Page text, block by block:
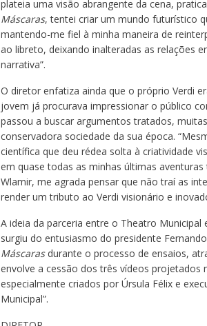
plateia uma visão abrangente da cena,
Máscaras, tentei criar um mundo futurístico
mantendo-me fiel à minha maneira de
ao libreto, deixando inalteradas as relações
narrativa”.
O diretor enfatiza ainda que o próprio Verdi
jovem já procurava impressionar o público
passou a buscar argumentos tratados,
conservadora sociedade da sua época.
científica que deu rédea solta à criatividade
em quase todas as minhas últimas
Wlamir, me agrada pensar que não traí as
render um tributo ao Verdi visionário e
A ideia da parceria entre o Theatro
surgiu do entusiasmo do presidente
Máscarasdurante o processo de ensaios,
envolve a cessão dos três vídeos projetados
especialmente criados por Úrsula Félix e
Municipal”.